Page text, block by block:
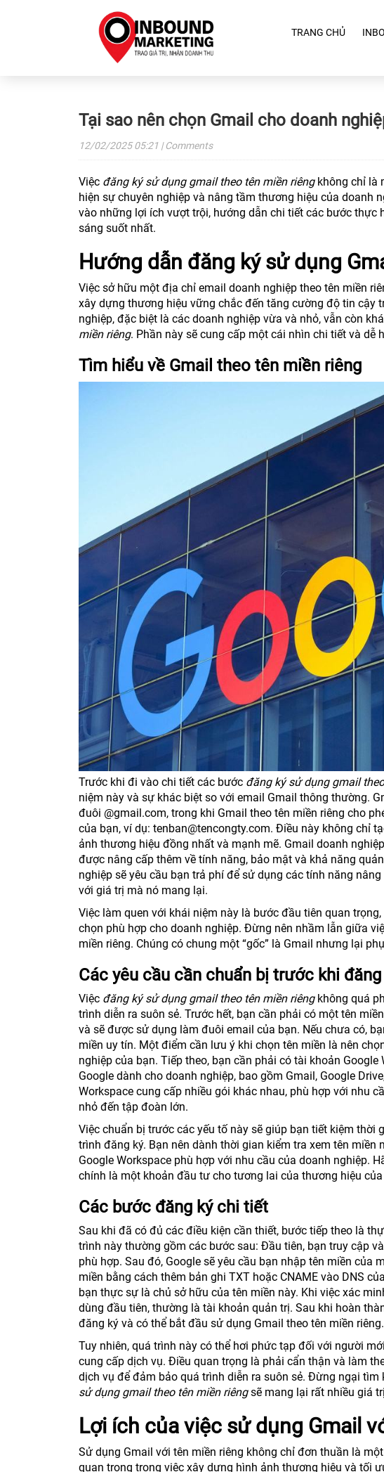
TRANG CHỦ
Tại sao nên chọn Gmail cho doanh
12/02/202505:21 | Comments
Việc đăng ký sử dụng gmail theo tên miền riêngkhông chỉ là
hiện sự chuyên nghiệp và nâng tầm thương hiệu của doanh
vào những lợi ích vượt trội, hướng dẫn chi tiết các bước thực
sáng suốt nhất.
Hướng dẫn đăng ký sử dụng
Việc sở hữu một địa chỉ email doanh nghiệp theo tên miền
xây dựng thương hiệu vững chắc đến tăng cường độ tin cậy
nghiệp, đặc biệt là các doanh nghiệp vừa và nhỏ, vẫn còn
miền riêng. Phần này sẽ cung cấp một cái nhìn chi tiết và dễ
Tìm hiểu về Gmail theo tên miền riêng
Trước khi đi vào chi tiết các bước đăng ký sử dụng gmail
niệm này và sự khác biệt so với email Gmail thông thường.
đuôi @gmail.com, trong khi Gmail theo tên miền riêng cho
của bạn, ví dụ: tenban@tencongty.com. Điều này không chỉ
ảnh thương hiệu đồng nhất và mạnh mẽ. Gmail doanh
được nâng cấp thêm về tính năng, bảo mật và khả năng
nghiệp sẽ yêu cầu bạn trả phí để sử dụng các tính năng
với giá trị mà nó mang lại.
Việc làm quen với khái niệm này là bước đầu tiên quan
chọn phù hợp cho doanh nghiệp. Đừng nên nhầm lẫn giữa
miền riêng. Chúng có chung một “gốc” là Gmail nhưng lại
Các yêu cầu cần chuẩn bị trước khi
Việc đăng ký sử dụng gmail theo tên miền riêngkhông quá
trình diễn ra suôn sẻ. Trước hết, bạn cần phải có một tên
và sẽ được sử dụng làm đuôi email của bạn. Nếu chưa có,
miền uy tín. Một điểm cần lưu ý khi chọn tên miền là nên
nghiệp của bạn. Tiếp theo, bạn cần phải có tài khoản
Google dành cho doanh nghiệp, bao gồm Gmail, Google
Workspace cung cấp nhiều gói khác nhau, phù hợp với nhu
nhỏ đến tập đoàn lớn.
Việc chuẩn bị trước các yếu tố này sẽ giúp bạn tiết kiệm
trình đăng ký. Bạn nên dành thời gian kiểm tra xem tên
Google Workspace phù hợp với nhu cầu của doanh nghiệp.
chính là một khoản đầu tư cho tương lai của thương hiệu của
Các bước đăng ký chi tiết
Sau khi đã có đủ các điều kiện cần thiết, bước tiếp theo là
trình này thường gồm các bước sau: Đầu tiên, bạn truy cập
phù hợp. Sau đó, Google sẽ yêu cầu bạn nhập tên miền của
miền bằng cách thêm bản ghi TXT hoặc CNAME vào DNS
bạn thực sự là chủ sở hữu của tên miền này. Khi việc xác
dùng đầu tiên, thường là tài khoản quản trị. Sau khi hoàn
đăng ký và có thể bắt đầu sử dụng Gmail theo tên miền riêng.
Tuy nhiên, quá trình này có thể hơi phức tạp đối với người
cung cấp dịch vụ. Điều quan trọng là phải cẩn thận và làm
dịch vụ để đảm bảo quá trình diễn ra suôn sẻ. Đừng ngại
sử dụng gmail theo tên miền riêngsẽ mang lại rất nhiều giá
Lợi ích của việc sử dụng Gmail
Sử dụng Gmail với tên miền riêng không chỉ đơn thuần là
quan trọng trong việc xây dựng hình ảnh thương hiệu và tối